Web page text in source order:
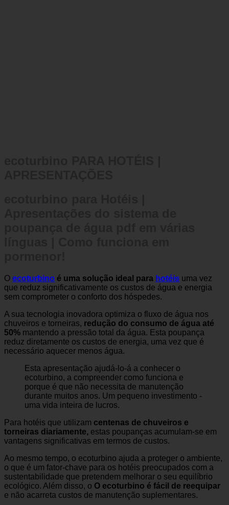
O ecoturbino é uma solução ideal para hotéis uma vez
que reduz significativamente os custos de água e energia
sem comprometer o conforto dos hóspedes.
A sua tecnologia inovadora optimiza o fluxo de água nos
chuveiros e torneiras, redução do consumo de água até
50% mantendo a pressão total da água. Esta poupança
reduz diretamente os custos de energia, uma vez que é
necessário aquecer menos água.
Esta apresentação ajudá-lo-á a conhecer o
ecoturbino, a compreender como funciona e
porque é que não necessita de manutenção
durante muitos anos. Um pequeno investimento -
uma vida inteira de lucros.
Para hotéis que utilizam centenas de chuveiros e
torneiras diariamente, estas poupanças acumulam-se em
vantagens significativas em termos de custos.
Ao mesmo tempo, o ecoturbino ajuda a proteger o ambiente,
o que é um fator-chave para os hotéis preocupados com a
sustentabilidade que pretendem melhorar o seu equilíbrio
ecológico. Além disso, o O ecoturbino é fácil de reequipar
e não acarreta custos de manutenção suplementares.